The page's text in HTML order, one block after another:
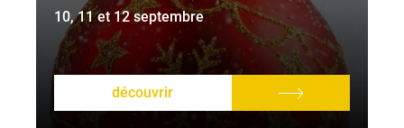
10, 11 et 12 septembre
découvrir